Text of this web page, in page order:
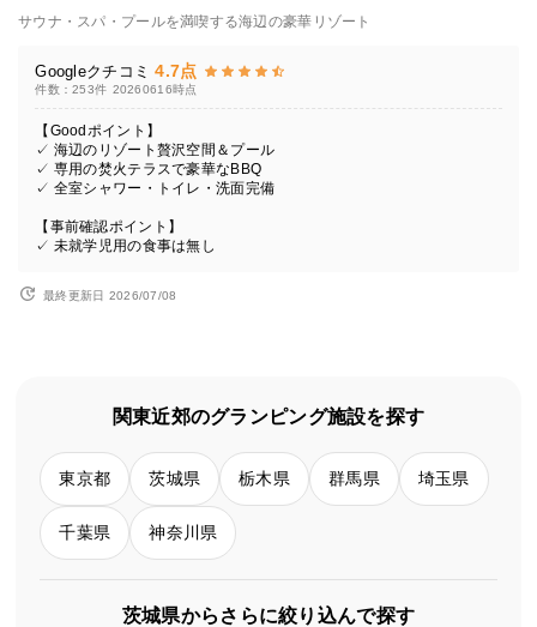
サウナ・スパ・プールを満喫する海辺の豪華リゾート
Googleクチコミ 4.7点
件数：253件 20260616時点
【Goodポイント】
✓ 海辺のリゾート贅沢空間＆プール
✓ 専用の焚火テラスで豪華なBBQ
✓ 全室シャワー・トイレ・洗面完備
【事前確認ポイント】
✓ 未就学児用の食事は無し
最終更新日 2026/07/08
関東近郊のグランピング施設を探す
東京都 茨城県 栃木県 群馬県 埼玉県
千葉県 神奈川県
茨城県からさらに絞り込んで探す